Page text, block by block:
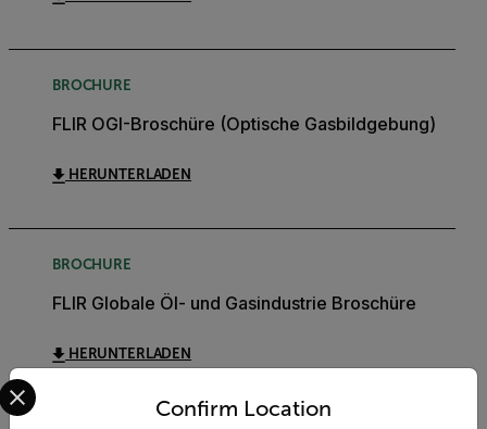
BROCHURE
FLIR OGI-Broschüre (Optische Gasbildgebung)
HERUNTERLADEN
BROCHURE
FLIR Globale Öl- und Gasindustrie Broschüre
HERUNTERLADEN
Confirm Location
Select your preferred country and language from the